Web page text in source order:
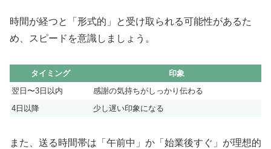
時間が経つと「形式的」と受け取られる可能性があるた
め、スピードを意識しましょう。
タイミング
印象
翌日〜3日以内
感謝の気持ちがしっかり伝わる
4日以降
少し遅い印象になる
また、送る時間帯は「午前中」か「始業後すぐ」が理想的